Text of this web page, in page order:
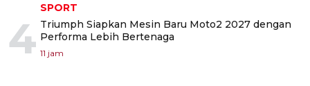
4
SPORT
Triumph Siapkan Mesin Baru Moto2 2027 dengan
Performa Lebih Bertenaga
11 jam